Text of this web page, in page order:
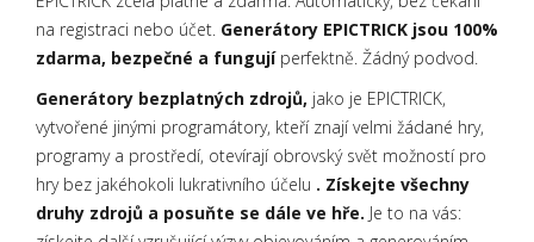
na registraci nebo účet. Generátory EPICTRICK jsou 100%
zdarma, bezpečné a fungujíperfektně. Žádný podvod.
Generátory bezplatných zdrojů, jako je EPICTRICK,
vytvořené jinými programátory, kteří znají velmi žádané hry,
programy a prostředí, otevírají obrovský svět možností pro
hry bez jakéhokoli lukrativního účelu . Získejte všechny
druhy zdrojů a posuňte se dále ve hře. Je to na vás: